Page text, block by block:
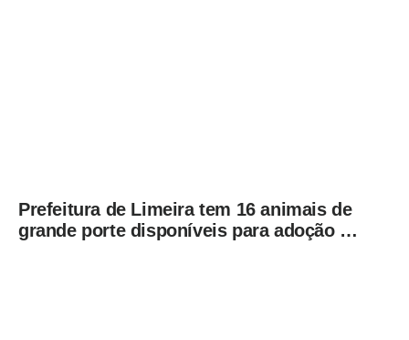
Prefeitura de Limeira tem 16 animais de
grande porte disponíveis para adoção no